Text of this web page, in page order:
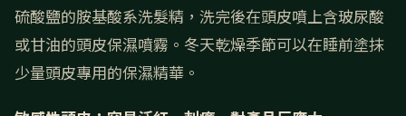
硫酸鹽的胺基酸系洗髮精，洗完後在頭皮噴上含玻尿酸
或甘油的頭皮保濕噴霧。冬天乾燥季節可以在睡前塗抹
少量頭皮專用的保濕精華。